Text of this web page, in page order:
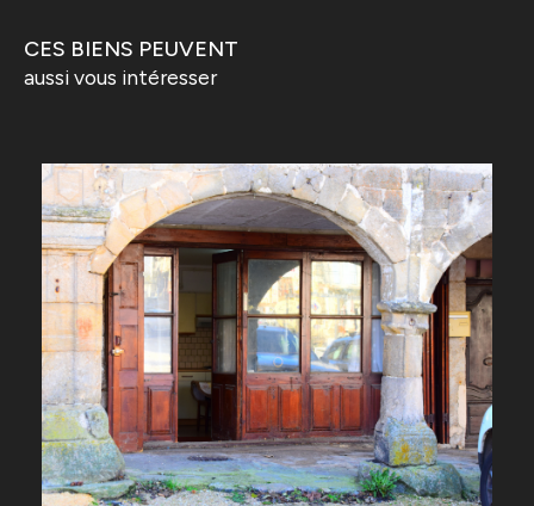
CES BIENS PEUVENT
aussi vous intéresser